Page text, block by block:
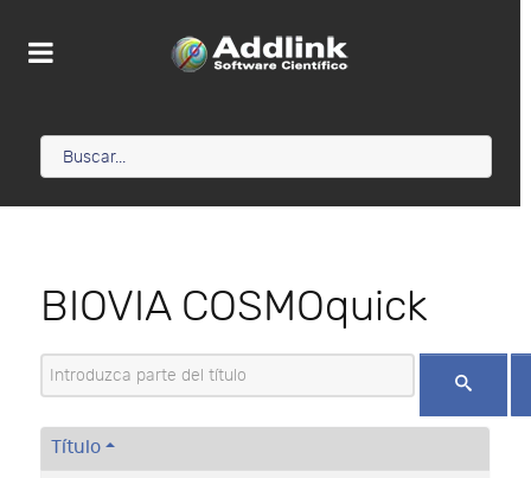
BIOVIA COSMOquick
Introduzca parte del título
Título